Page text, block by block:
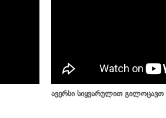
ავერსი სიყვარულით